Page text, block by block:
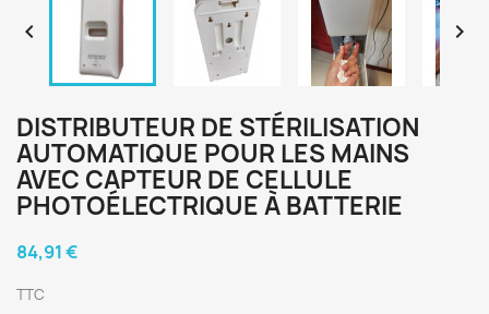
 
DISTRIBUTEUR DE STÉRILISATION
AUTOMATIQUE POUR LES MAINS
AVEC CAPTEUR DE CELLULE
PHOTOÉLECTRIQUE À BATTERIE
84,91 €
TTC